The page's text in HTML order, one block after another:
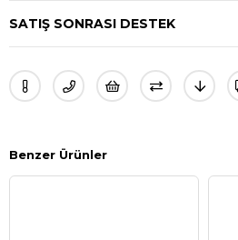
SATIŞ SONRASI DESTEK
Benzer Ürünler